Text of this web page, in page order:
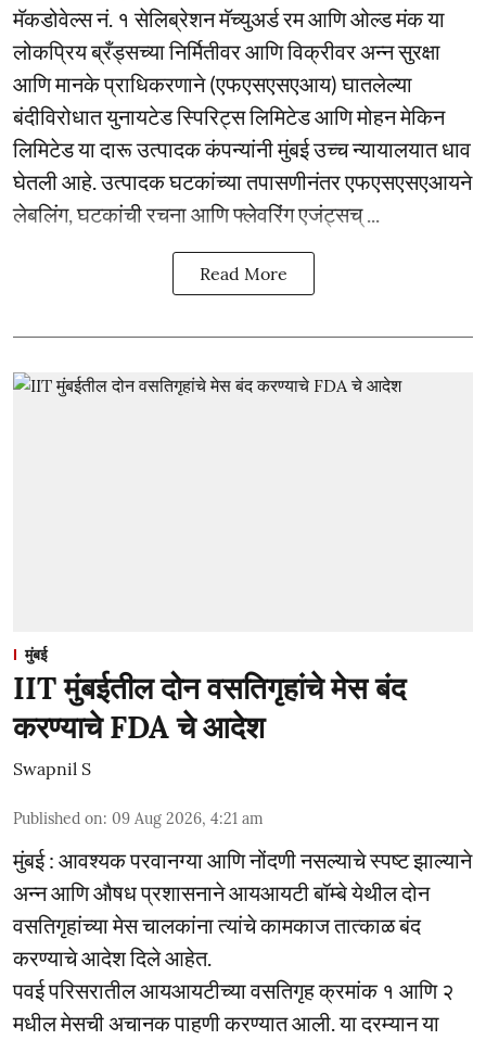
मॅकडोवेल्स नं. १ सेलिब्रेशन मॅच्युअर्ड रम आणि ओल्ड मंक या
लोकप्रिय ब्रँड्सच्या निर्मितीवर आणि विक्रीवर अन्न सुरक्षा
आणि मानके प्राधिकरणाने (एफएसएसएआय) घातलेल्या
बंदीविरोधात युनायटेड स्पिरिट्स लिमिटेड आणि मोहन मेकिन
लिमिटेड या दारू उत्पादक कंपन्यांनी मुंबई उच्च न्यायालयात धाव
घेतली आहे. उत्पादक घटकांच्या तपासणीनंतर एफएसएसएआयने
लेबलिंग, घटकांची रचना आणि फ्लेवरिंग एजंट्सच् ...
Read More
मुंबई
IIT मुंबईतील दोन वसतिगृहांचे मेस बंद
करण्याचे FDA चे आदेश
Swapnil S
Published on: 09 Aug 2026, 4:21 am
मुंबई : आवश्यक परवानग्या आणि नोंदणी नसल्याचे स्पष्ट झाल्याने
अन्न आणि औषध प्रशासनाने आयआयटी बॉम्बे येथील दोन
वसतिगृहांच्या मेस चालकांना त्यांचे कामकाज तात्काळ बंद
करण्याचे आदेश दिले आहेत.
पवई परिसरातील आयआयटीच्या वसतिगृह क्रमांक १ आणि २
मधील मेसची अचानक पाहणी करण्यात आली. या दरम्यान या